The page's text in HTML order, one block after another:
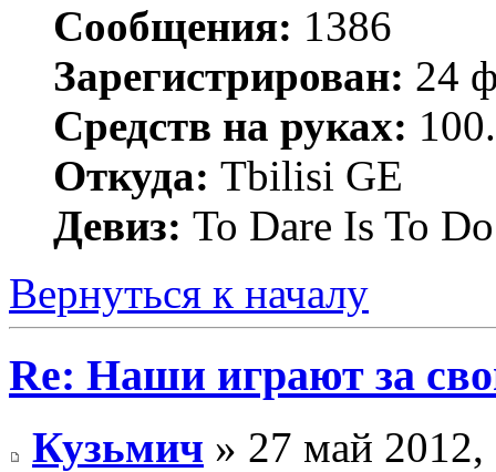
Сообщения: 1386
Зарегистрирован: 24
Средств на руках:
Откуда: Tbilisi GE
Девиз: To Dare Is To Do
Вернуться к началу
Re: Наши играют за
Кузьмич » 27 май 2012,